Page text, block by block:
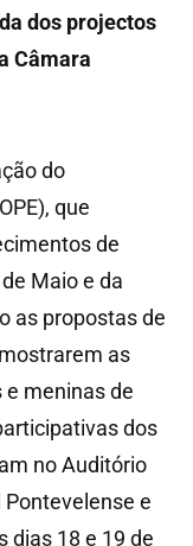
dos projectos
Câmara
do
que
de
Maio e da
as propostas de
as
e meninas de
dos
no Auditório
e
dias 18 e 19 de